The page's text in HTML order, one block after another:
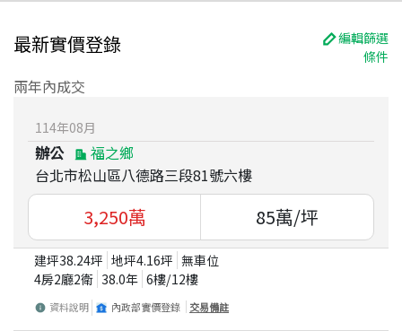
最新實價登錄
編輯篩選
條件
兩年內成交
114年08月
辦公
福之鄉
台北市松山區八德路三段81號六樓
3,250萬 85萬/坪
建坪38.24坪 地坪4.16坪 無車位
4房2廳2衛 38.0年 6樓/12樓
資料說明 內政部實價登錄 交易備註